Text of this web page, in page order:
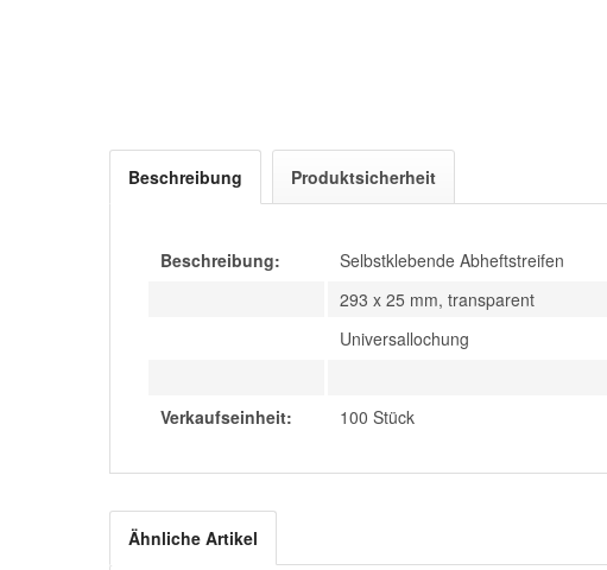
Beschreibung Produktsicherheit
Beschreibung:
Selbstklebende Abheftstreifen
293 x 25 mm, transparent
Universallochung
Verkaufseinheit: 100 Stück
Ähnliche Artikel